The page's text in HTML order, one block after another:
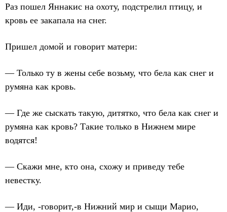
Раз пошел Яннакис на охоту, подстрелил птицу, и
кровь ее закапала на снег.
Пришел домой и говорит матери:
— Только ту в жены себе возьму, что бела как снег и
румяна как кровь.
— Где же сыскать такую, дитятко, что бела как снег и
румяна как кровь? Такие только в Нижнем мире
водятся!
— Скажи мне, кто она, схожу и приведу тебе
невестку.
— Иди, -говорит,-в Нижний мир и сыщи Марио,